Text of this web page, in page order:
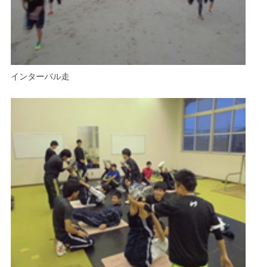
インターバル走